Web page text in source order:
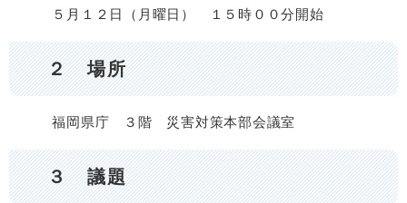
５ 月１２日（月曜日） １５時００分開始
２ 場所
福岡県庁 ３階 災害対策本部会議室
３ 議題